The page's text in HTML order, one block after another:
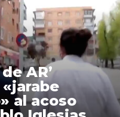
AR’
al acoso